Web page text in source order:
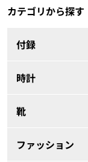
カテゴリから探す
付録
時計
靴
ファッション